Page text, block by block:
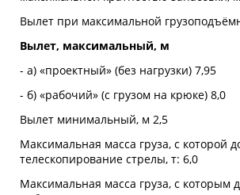
Вылет при максимальной
Вылет, максимальный, м
- а) «проектный» (без нагрузки) 7,95
- б) «рабочий» (с грузом на крюке) 8,0
Вылет минимальный, м 2,5
Максимальная масса груза, с которой
телескопирование стрелы, т: 6,0
Максимальная масса груза, с которым